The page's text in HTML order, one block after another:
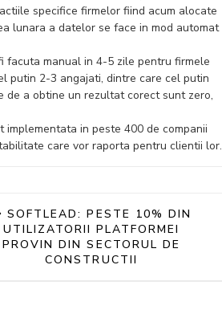
specifice firmelor fiind acum alocate
lunara a datelor se face in mod automat
manual in 4-5 zile pentru firmele
putin 2-3 angajati, dintre care cel putin
de a obtine un rezultat corect sunt zero,
in peste 400 de companii
care vor raporta pentru clientii lor.
SOFTLEAD: PESTE 10% DIN
UTILIZATORII PLATFORMEI
PROVIN DIN SECTORUL DE
CONSTRUCTII